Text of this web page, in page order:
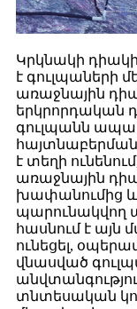
Կրկնակի
է գուլպաների
առաջնային
երկրորդական
գուլպանն
է տեղի
առաջնային
խափանումից և
պարունակվող
հասնում է այն
ունեցել,
վնասված
տնտեսական